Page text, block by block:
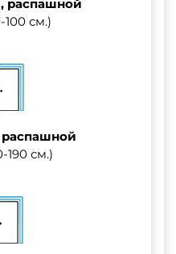
распашной
см.)
190 см.)